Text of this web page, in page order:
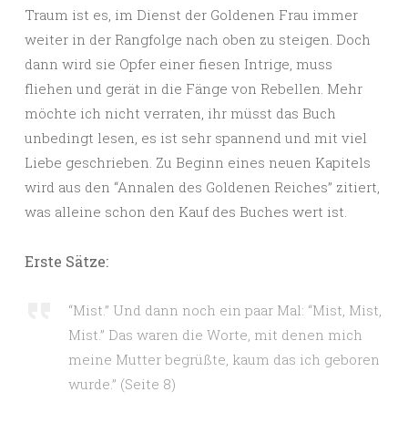
Traum ist es, im Dienst der Goldenen Frau immer
weiter in der Rangfolge nach oben zu steigen. Doch
dann wird sie Opfer einer fiesen Intrige, muss
fliehen und gerät in die Fänge von Rebellen. Mehr
möchte ich nicht verraten, ihr müsst das Buch
unbedingt lesen, es ist sehr spannend und mit viel
Liebe geschrieben. Zu Beginn eines neuen Kapitels
wird aus den “Annalen des Goldenen Reiches” zitiert,
was alleine schon den Kauf des Buches wert ist.
Erste Sätze:
“Mist.” Und dann noch ein paar Mal: “Mist, Mist,
Mist.” Das waren die Worte, mit denen mich
meine Mutter begrüßte, kaum das ich geboren
wurde.” (Seite 8)